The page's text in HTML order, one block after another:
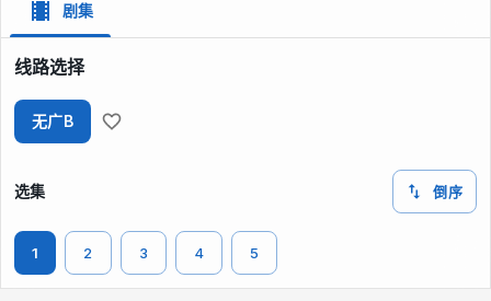
剧集
线路选择
无广B
选集 倒序
1 2 3 4 5